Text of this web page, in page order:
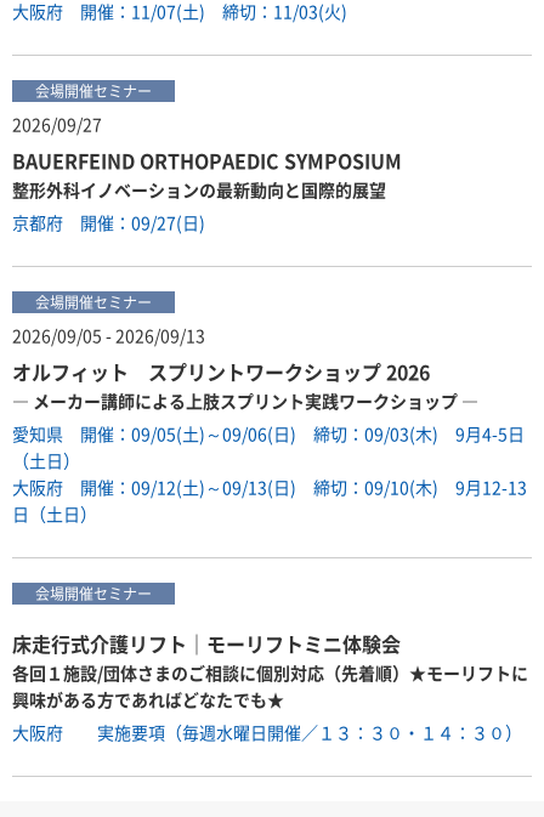
大阪府 開催：11/07(土) 締切：11/03(火)
会場開催セミナー
2026/09/27
BAUERFEIND ORTHOPAEDIC SYMPOSIUM
整形外科イノベーションの最新動向と国際的展望
京都府 開催：09/27(日)
会場開催セミナー
2026/09/05 - 2026/09/13
オルフィット スプリントワークショップ 2026
― メーカー講師による上肢スプリント実践ワークショップ ―
愛知県 開催：09/05(土)～09/06(日) 締切：09/03(木) 9月4-5日
（土日）
大阪府 開催：09/12(土)～09/13(日) 締切：09/10(木) 9月12-13
日（土日）
会場開催セミナー
床走行式介護リフト｜モーリフトミニ体験会
各回１施設/団体さまのご相談に個別対応（先着順）★モーリフトに
興味がある方であればどなたでも★
大阪府 実施要項（毎週水曜日開催／１３：３０・１４：３０）